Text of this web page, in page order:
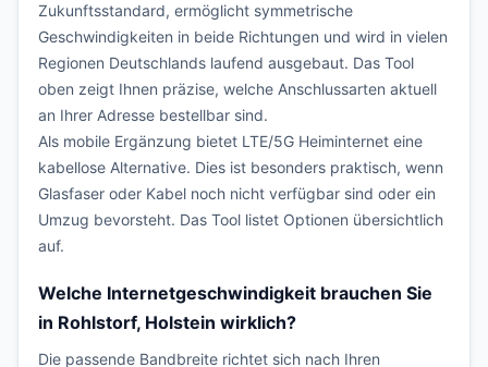
Zukunftsstandard, ermöglicht symmetrische
Geschwindigkeiten in beide Richtungen und wird in vielen
Regionen Deutschlands laufend ausgebaut. Das Tool
oben zeigt Ihnen präzise, welche Anschlussarten aktuell
an Ihrer Adresse bestellbar sind.
Als mobile Ergänzung bietet LTE/5G Heiminternet eine
kabellose Alternative. Dies ist besonders praktisch, wenn
Glasfaser oder Kabel noch nicht verfügbar sind oder ein
Umzug bevorsteht. Das Tool listet Optionen übersichtlich
auf.
Welche Internetgeschwindigkeit brauchen Sie
in Rohlstorf, Holstein wirklich?
Die passende Bandbreite richtet sich nach Ihren